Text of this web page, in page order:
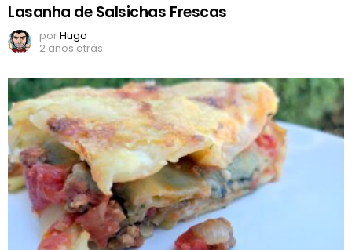
Lasanha de Salsichas Frescas
porHugo
2 anos atrás